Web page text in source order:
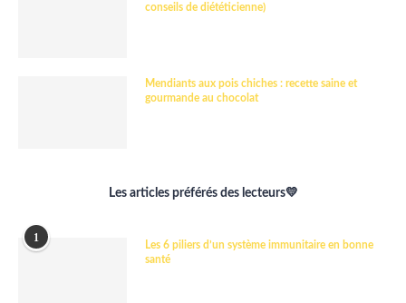
conseils de diététicienne)
Mendiants aux pois chiches : recette saine et
gourmande au chocolat
Les articles préférés des lecteurs💛
1
Les 6 piliers d’un système immunitaire en bonne
santé